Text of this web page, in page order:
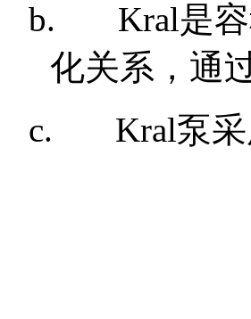
b. Kral是
化关系，通
c. Kral泵